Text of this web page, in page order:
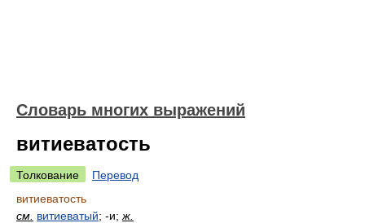
Словарь многих выражений
витиеватость
Толкование
Перевод
витиеватость
см. витиеватый; -и; ж.